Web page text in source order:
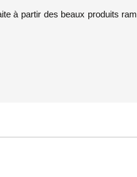
à partir des beaux produits